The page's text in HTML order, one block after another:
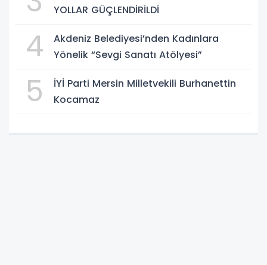
YOLLAR GÜÇLENDİRİLDİ
4
Akdeniz Belediyesi’nden Kadınlara
Yönelik “Sevgi Sanatı Atölyesi”
5
İYİ Parti Mersin Milletvekili Burhanettin
Kocamaz